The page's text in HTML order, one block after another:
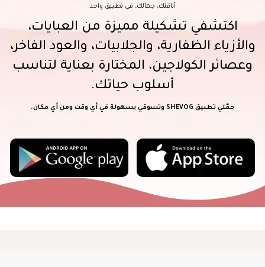
أناقتك، جمالك، في تطبيق واحد
اكتشفي تشكيلة مميزة من العبايات،
والأزياء الظفارية، والجلابيات، والعود الفاخر،
وعصائر الكولاجين، المختارة بعناية لتناسب
أسلوب حياتك.
حمّلي تطبيق SHEVOG وتسوقي بسهولة في أي وقت ومن أي مكان.